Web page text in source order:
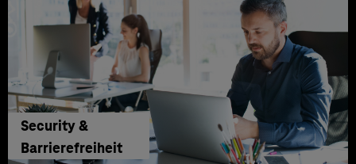
Security &
Barrierefreiheit